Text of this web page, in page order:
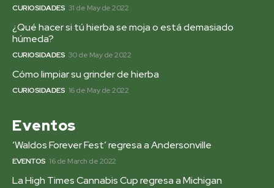
CURIOSIDADES 31 de May de 2022
¿Qué hacer si tú hierba se moja o está demasiado
húmeda?
CURIOSIDADES 30 de May de 2022
Cómo limpiar su grinder de hierba
CURIOSIDADES 16 de May de 2022
Eventos
‘Waldos Forever Fest’ regresa a Andersonville
EVENTOS 16 de March de 2022
La High Times Cannabis Cup regresa a Michigan